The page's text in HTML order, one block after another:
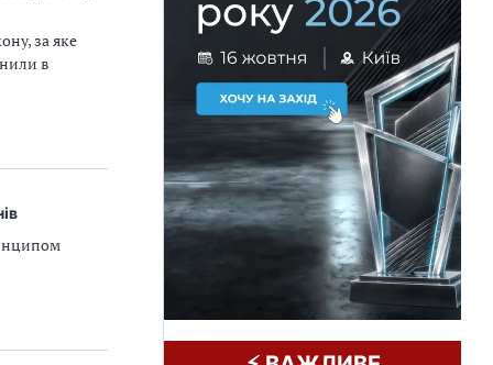
за яке
в